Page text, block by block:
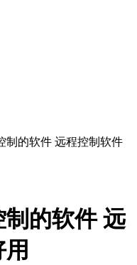
制的软件 远程控制软件
的软件 远